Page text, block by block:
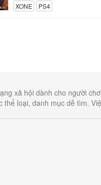
XONE
PS4
xã hội dành cho người
thể loại, danh mục dễ tìm.